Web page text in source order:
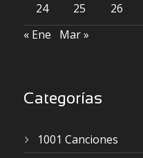
24 25 26
« Ene
Mar »
Categorías
1001 Canciones